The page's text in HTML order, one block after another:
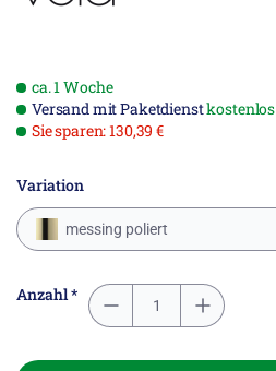
ca. 1 Woche
Versand mit Paketdienstkostenlos
Sie sparen: 130,39 €
Variation
messing poliert
Anzahl *